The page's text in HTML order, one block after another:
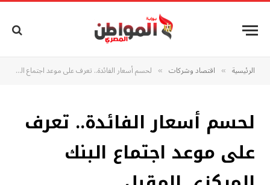
الرئيسية » اقتصاد وشركات » لحسم أسعار الفائدة.. تعرف على موعد اجتماع البنك المركزي المقبل
لحسم أسعار الفائدة.. تعرف
على موعد اجتماع البنك